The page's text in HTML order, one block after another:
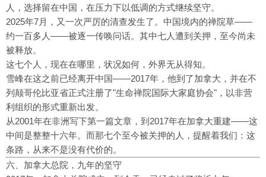
人，选择留在中国，在压力下以低调的方式继续坚守。
2025年7月，又一次严厉的清查发生了。中国境内的禅院草——
约一百多人——被逐一传唤问话。其中七人遭到关押，至今尚未
被释放。
这七个人，现在在哪里，状况如何，外界无从得知。
雪峰在这之前已经离开中国——2017年，他到了加拿大，并在不
列颠哥伦比亚省正式注册了"生命禅院国际大家庭协会"，以非营
利组织的形式重新出发。
从2001年在非洲写下第一篇文章，到2017年在加拿大重建——这
中间是整整十六年。而那七个至今被关押的人，提醒着我们：这
条路，从来不是没有代价的。
六、加拿大总院，九年的坚守